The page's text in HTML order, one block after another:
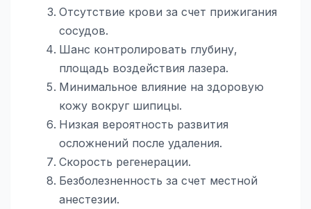
Отсутствие крови за счет прижигания
сосудов.
Шанс контролировать глубину,
площадь воздействия лазера.
Минимальное влияние на здоровую
кожу вокруг шипицы.
Низкая вероятность развития
осложнений после удаления.
Скорость регенерации.
Безболезненность за счет местной
анестезии.